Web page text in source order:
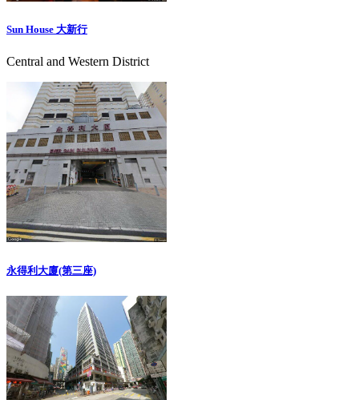
Sun House 大新行
Central and Western District
永得利大廈(第三座)